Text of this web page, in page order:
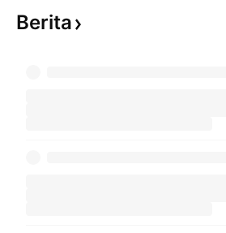
Berita